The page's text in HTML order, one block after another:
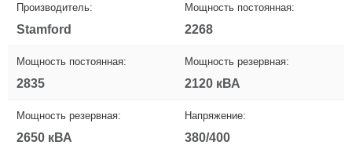
Производитель:
Stamford
Мощность постоянная:
2268
Мощность постоянная:
2835
Мощность резервная:
2120 кВА
Мощность резервная:
2650 кВА
Напряжение:
380/400